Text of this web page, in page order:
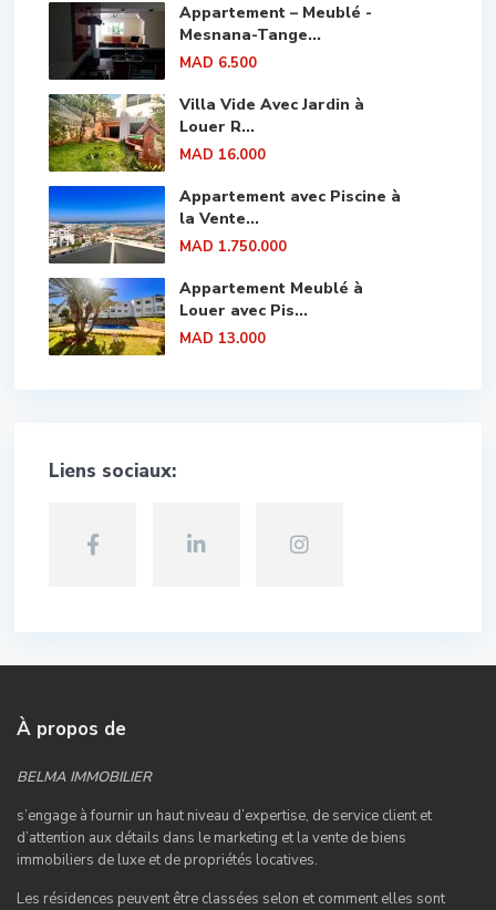
Appartement – Meublé -
Mesnana-Tange...
MAD 6.500
Villa Vide Avec Jardin à
Louer R...
MAD 16.000
Appartement avec Piscine à
la Vente...
MAD 1.750.000
Appartement Meublé à
Louer avec Pis...
MAD 13.000
Liens sociaux:
À propos de
BELMA IMMOBILIER
s’engage à fournir un haut niveau d’expertise, de service client et
d’attention aux détails dans le marketing et la vente de biens
immobiliers de luxe et de propriétés locatives.
Les résidences peuvent être classées selon et comment elles sont